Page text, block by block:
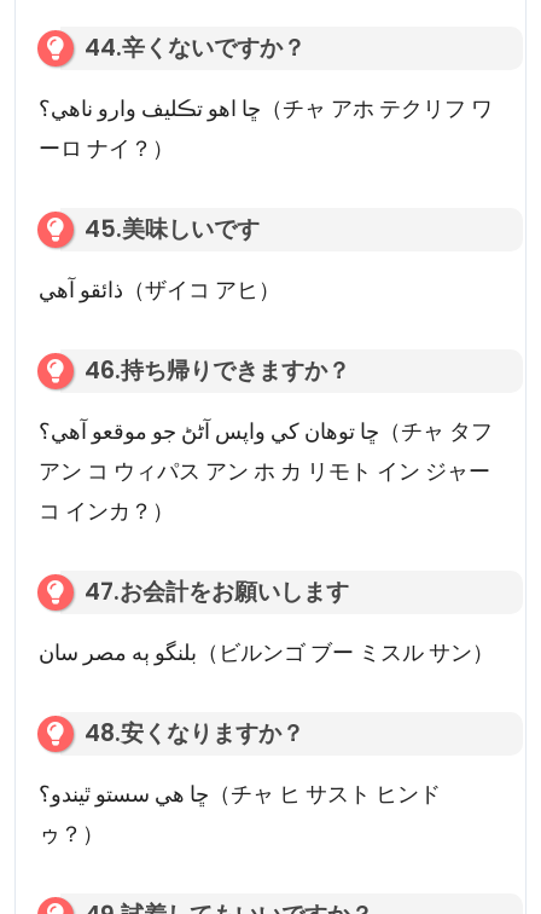
44.辛くないですか？
ڇا اهو تڪليف وارو ناهي؟（チャ アホ テクリフ ワ
ーロ ナイ？）
45.美味しいです
ذائقو آهي（ザイコ アヒ）
46.持ち帰りできますか？
ڇا توهان کي واپس آڻڻ جو موقعو آهي؟（チャ タフ
アン コ ウィパス アン ホ カ リモト イン ジャー
コ インカ？）
47.お会計をお願いします
بلنگو ٻه مصر سان（ビルンゴ ブー ミスル サン）
48.安くなりますか？
ڇا هي سستو ٿيندو؟（チャ ヒ サスト ヒンド
ゥ？）